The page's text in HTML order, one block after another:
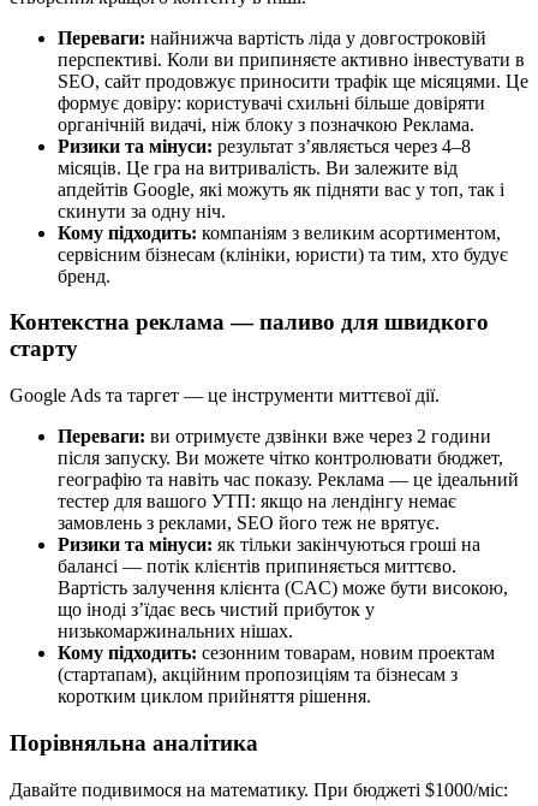
Переваги: найнижча вартість ліда у довгостроковій
перспективі. Коли ви припиняєте активно інвестувати в
SEO, сайт продовжує приносити трафік ще місяцями. Це
формує довіру: користувачі схильні більше довіряти
органічній видачі, ніж блоку з позначкою Реклама.
Ризики та мінуси: результат з’являється через 4–8
місяців. Це гра на витривалість. Ви залежите від
апдейтів Google, які можуть як підняти вас у топ, так і
скинути за одну ніч.
Кому підходить: компаніям з великим асортиментом,
сервісним бізнесам (клініки, юристи) та тим, хто будує
бренд.
Контекстна реклама — паливо для швидкого
старту
Google Ads та таргет — це інструменти миттєвої дії.
Переваги: ви отримуєте дзвінки вже через 2 години
після запуску. Ви можете чітко контролювати бюджет,
географію та навіть час показу. Реклама — це ідеальний
тестер для вашого УТП: якщо на лендінгу немає
замовлень з реклами, SEO його теж не врятує.
Ризики та мінуси: як тільки закінчуються гроші на
балансі — потік клієнтів припиняється миттєво.
Вартість залучення клієнта (CAC) може бути високою,
що іноді з’їдає весь чистий прибуток у
низькомаржинальних нішах.
Кому підходить: сезонним товарам, новим проектам
(стартапам), акційним пропозиціям та бізнесам з
коротким циклом прийняття рішення.
Порівняльна аналітика
Давайте подивимося на математику. При бюджеті $1000/міс: